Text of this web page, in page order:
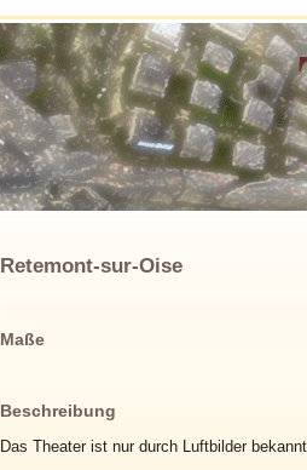
Retemont-sur-Oise
Maße
Beschreibung
Das Theater ist nur durch Luftbilder